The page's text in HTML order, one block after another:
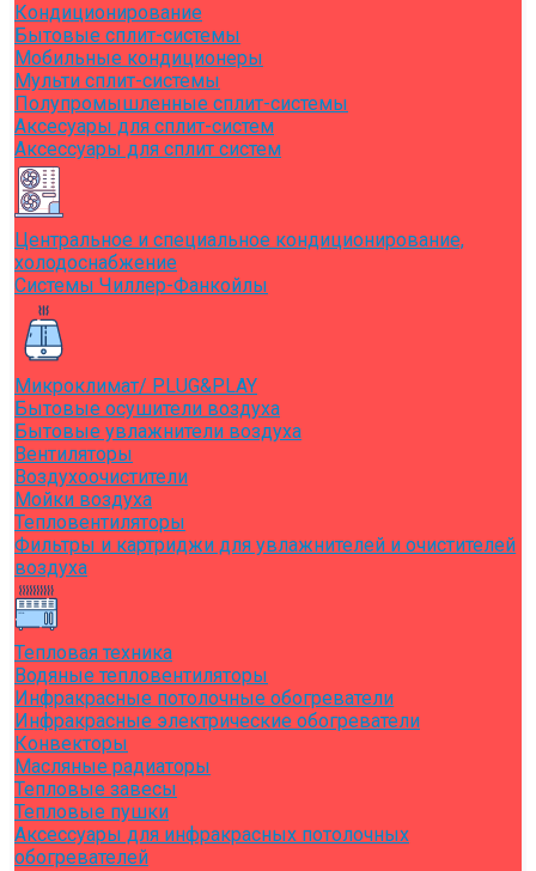
Кондиционирование
Бытовые сплит-системы
Мобильные кондиционеры
Мульти сплит-системы
Полупромышленные сплит-системы
Аксесуары для сплит-систем
Аксессуары для сплит систем
Центральное и специальное кондиционирование,
холодоснабжение
Системы Чиллер-Фанкойлы
Микроклимат/ PLUG&PLAY
Бытовые осушители воздуха
Бытовые увлажнители воздуха
Вентиляторы
Воздухоочистители
Мойки воздуха
Тепловентиляторы
Фильтры и картриджи для увлажнителей и очистителей
воздуха
Тепловая техника
Водяные тепловентиляторы
Инфракрасные потолочные обогреватели
Инфракрасные электрические обогреватели
Конвекторы
Масляные радиаторы
Тепловые завесы
Тепловые пушки
Аксессуары для инфракрасных потолочных
обогревателей